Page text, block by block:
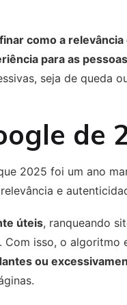
como a relevância
para as
seja de queda
de
2025 foi um ano
e
úteis, ranqueando
isso, o algoritmo
ou